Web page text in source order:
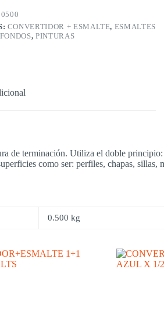
CONVERTIDOR + ESMALTE, ESMALTES
FONDOS,PINTURAS
de terminación. Utiliza el doble
como ser: perfiles, chapas, sillas,
0.500 kg